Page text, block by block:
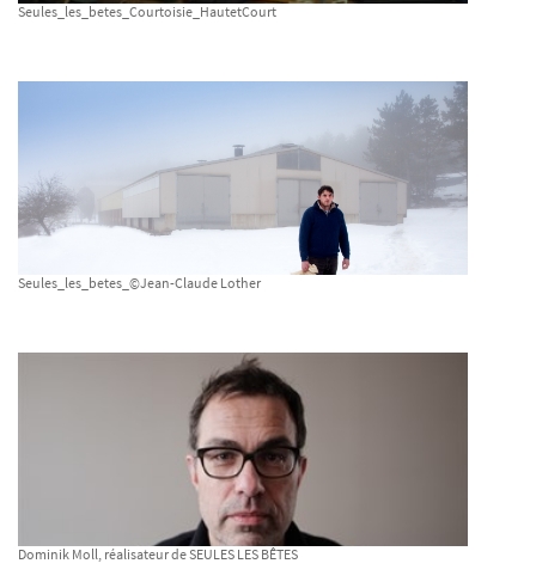
Seules_les_betes_Courtoisie_HautetCourt
Seules_les_betes_©Jean-Claude Lother
Dominik Moll, réalisateur de SEULES LES BÊTES